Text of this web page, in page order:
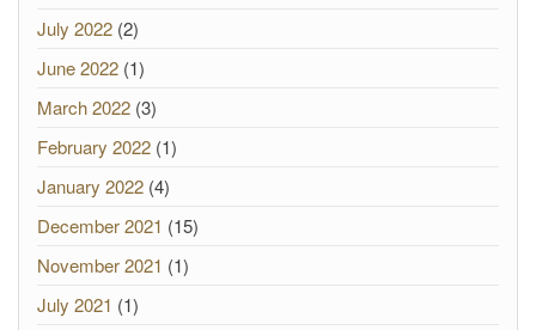
July 2022 (2)
June 2022 (1)
March 2022 (3)
February 2022 (1)
January 2022 (4)
December 2021 (15)
November 2021 (1)
July 2021 (1)